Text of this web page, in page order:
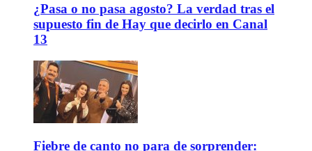
¿Pasa o no pasa agosto? La verdad tras el
supuesto fin de Hay que decirlo en Canal
13
Fiebre de canto no para de sorprender: